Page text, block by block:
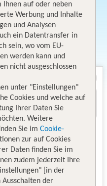
Ihnen auf oder neben
Werbung und Inhalte
und Analysen
ein Datentransfer in
sein, wo vom EU-
werden kann und
nicht ausgeschlossen
unter "Einstellungen"
Cookies und welche auf
Ihrer Daten Sie
Weitere
Sie im Cookie-
zur auf Cookies
Daten finden Sie im
zudem jederzeit Ihre
[in der
der